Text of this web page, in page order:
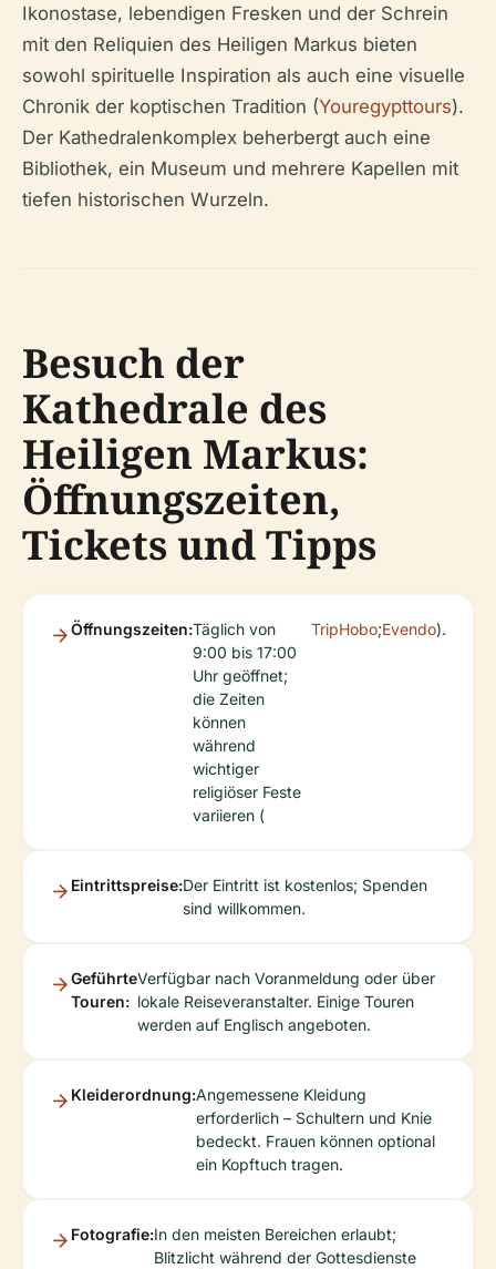
Ikonostase, lebendigen Fresken und der Schrein
mit den Reliquien des Heiligen Markus bieten
sowohl spirituelle Inspiration als auch eine visuelle
Chronik der koptischen Tradition (Youregypttours).
Der Kathedralenkomplex beherbergt auch eine
Bibliothek, ein Museum und mehrere Kapellen mit
tiefen historischen Wurzeln.
Besuch der
Kathedrale des
Heiligen Markus:
Öffnungszeiten,
Tickets und Tipps
Öffnungszeiten:Täglich von
9:00 bis 17:00
Uhr geöffnet;
die Zeiten
können
während
wichtiger
religiöser Feste
variieren (
TripHobo;Evendo).
Eintrittspreise:Der Eintritt ist kostenlos; Spenden
sind willkommen.
Geführte
Touren:
Verfügbar nach Voranmeldung oder über
lokale Reiseveranstalter. Einige Touren
werden auf Englisch angeboten.
Kleiderordnung:Angemessene Kleidung
erforderlich – Schultern und Knie
bedeckt. Frauen können optional
ein Kopftuch tragen.
Fotografie:In den meisten Bereichen erlaubt;
Blitzlicht während der Gottesdienste